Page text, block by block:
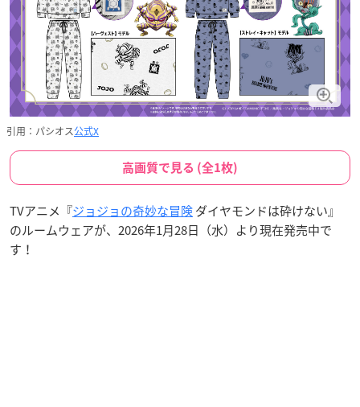
引用：パシオス公式X
高画質で見る (全1枚)
TVアニメ『ジョジョの奇妙な冒険ダイヤモンドは砕けない』
のルームウェアが、2026年1月28日（水）より現在発売中で
す！